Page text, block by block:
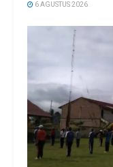
6 AGUSTUS 2026